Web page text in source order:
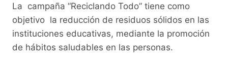
La campaña “Reciclando Todo” tiene como
objetivo la reducción de residuos sólidos en las
instituciones educativas, mediante la promoción
de hábitos saludables en las personas.